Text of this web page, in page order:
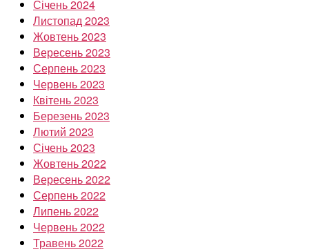
Січень 2024
Листопад 2023
Жовтень 2023
Вересень 2023
Серпень 2023
Червень 2023
Квітень 2023
Березень 2023
Лютий 2023
Січень 2023
Жовтень 2022
Вересень 2022
Серпень 2022
Липень 2022
Червень 2022
Травень 2022